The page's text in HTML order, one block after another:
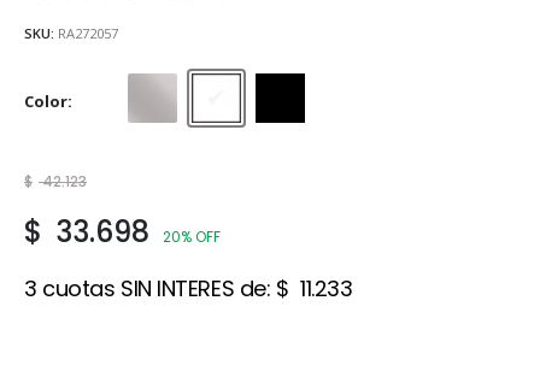
SKU: RA272057
Color
$ 42.123
$ 33.698 20% OFF
3 cuotas SIN INTERES de: $ 11.233